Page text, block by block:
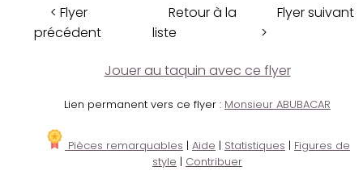
< Flyer
précédent
Retour à la
liste
Flyer suivant
>
Jouer au taquin avec ce flyer
Lien permanent vers ce flyer : Monsieur ABUBACAR
Pièces remarquables | Aide | Statistiques | Figures de
style | Contribuer